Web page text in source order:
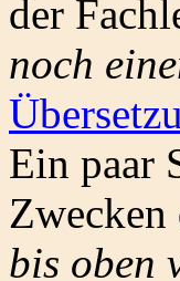
der
noch
Ein paar
bis oben